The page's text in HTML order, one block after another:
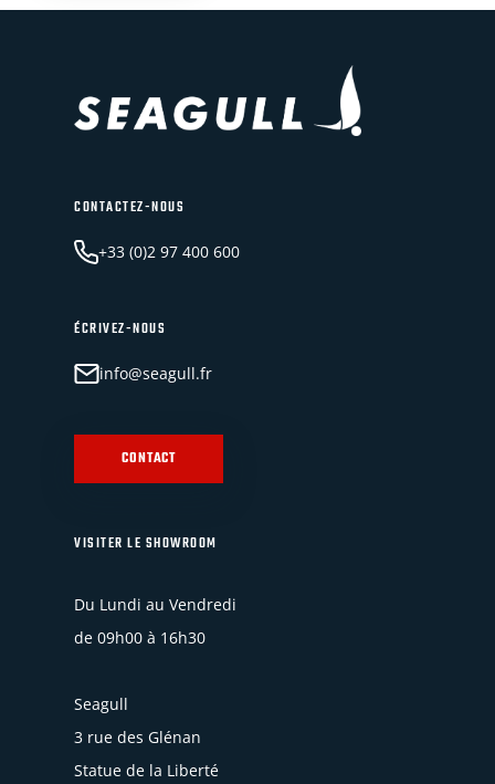
CONTACTEZ-NOUS
+33 (0)2 97 400 600
ÉCRIVEZ-NOUS
info@seagull.fr
CONTACT
VISITER LE SHOWROOM
Du Lundi au Vendredi
de 09h00 à 16h30
Seagull
3 rue des Glénan
Statue de la Liberté